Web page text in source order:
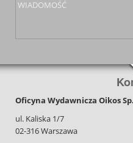
Oficyna Wydawnicza Oikos
ul. Kaliska 1/7
02-316 Warszawa